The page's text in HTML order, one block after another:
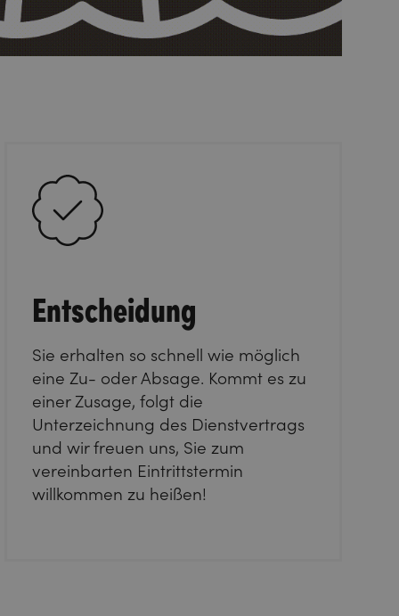
Entscheidung
Sie erhalten so schnell wie möglich
eine Zu- oder Absage. Kommt es zu
einer Zusage, folgt die
Unterzeichnung des Dienstvertrags
und wir freuen uns, Sie zum
vereinbarten Eintrittstermin
willkommen zu heißen!